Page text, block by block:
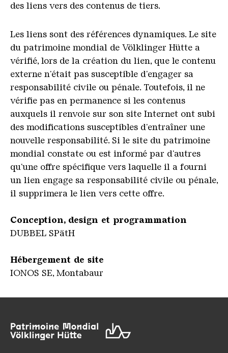
des liens vers des contenus de tiers.
Les liens sont des références dynamiques. Le site
du patrimoine mondial de Völklinger Hütte a
vérifié, lors de la création du lien, que le contenu
externe n'était pas susceptible d'engager sa
responsabilité civile ou pénale. Toutefois, il ne
vérifie pas en permanence si les contenus
auxquels il renvoie sur son site Internet ont subi
des modifications susceptibles d'entraîner une
nouvelle responsabilité. Si le site du patrimoine
mondial constate ou est informé par d'autres
qu'une offre spécifique vers laquelle il a fourni
un lien engage sa responsabilité civile ou pénale,
il supprimera le lien vers cette offre.
Conception, design et programmation
DUBBEL SPätH
Hébergement de site
IONOS SE, Montabaur